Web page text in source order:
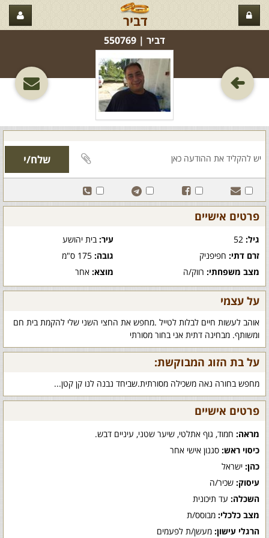
דביר
דביר‏ | 550769
פרטים אישיים
גיל: עיר:בית יהושע
זרם דתי: חפיפניק גובה:175 ס"מ
מצב משפחתי: רווק/ה מוצא:אחר
על עצמי
אוהב לעשות חיים לבלות לטייל .מחפש את החצי השני שלי להקמת בית חם
ומשותף. מבחינה דתית אני בחור מסורתי
על בת הזוג המבוקשת:
מחפש בחורה נאה משכילה מסורתית.שביחד נבנה לנו קן קטן...
פרטים אישיים
מראה: חמוד, גוף אתלטי, שיער שטני, עיניים דבש.
כיסוי ראש: סגנון אישי אחר
כהן: ישראל
עיסוק: שכיר/ה
השכלה: עד תיכונית
מצב כלכלי: מבוסס/ת
הרגלי עישון: מעשן/ת לפעמים